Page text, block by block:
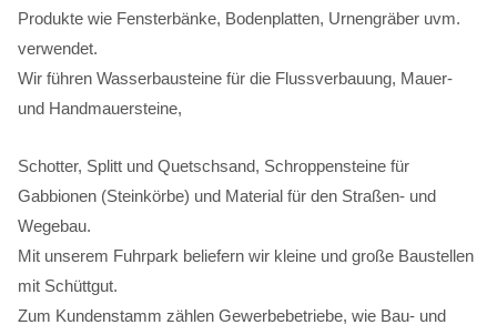
Produkte wie Fensterbänke, Bodenplatten, Urnengräber uvm.
verwendet.
Wir führen Wasserbausteine für die Flussverbauung, Mauer-
und Handmauersteine,
Schotter, Splitt und Quetschsand, Schroppensteine für
Gabbionen (Steinkörbe) und Material für den Straßen- und
Wegebau.
Mit unserem Fuhrpark beliefern wir kleine und große Baustellen
mit Schüttgut.
Zum Kundenstamm zählen Gewerbebetriebe, wie Bau- und